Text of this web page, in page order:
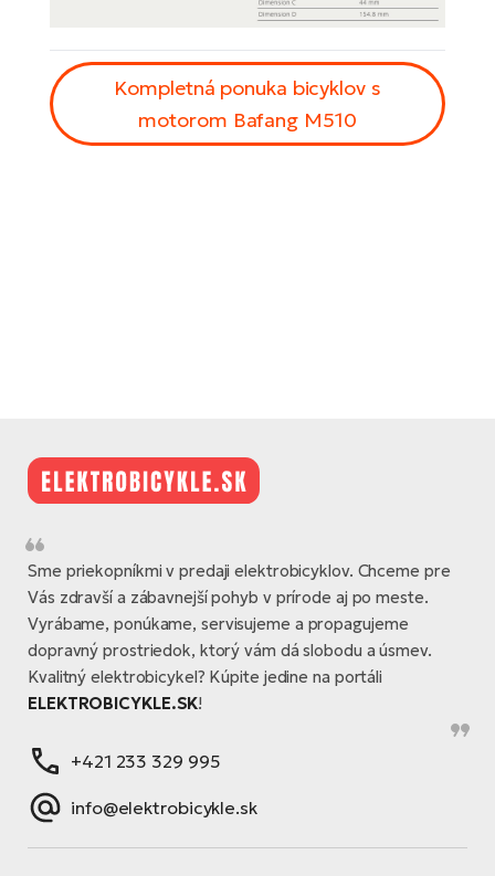
Kompletná ponuka bicyklov s
motorom Bafang M510
Sme priekopníkmi v predaji elektrobicyklov. Chceme pre
Vás zdravší a zábavnejší pohyb v prírode aj po meste.
Vyrábame, ponúkame, servisujeme a propagujeme
dopravný prostriedok, ktorý vám dá slobodu a úsmev.
Kvalitný elektrobicykel? Kúpite jedine na portáli
ELEKTROBICYKLE.SK!
+421 233 329 995
info@elektrobicykle.sk